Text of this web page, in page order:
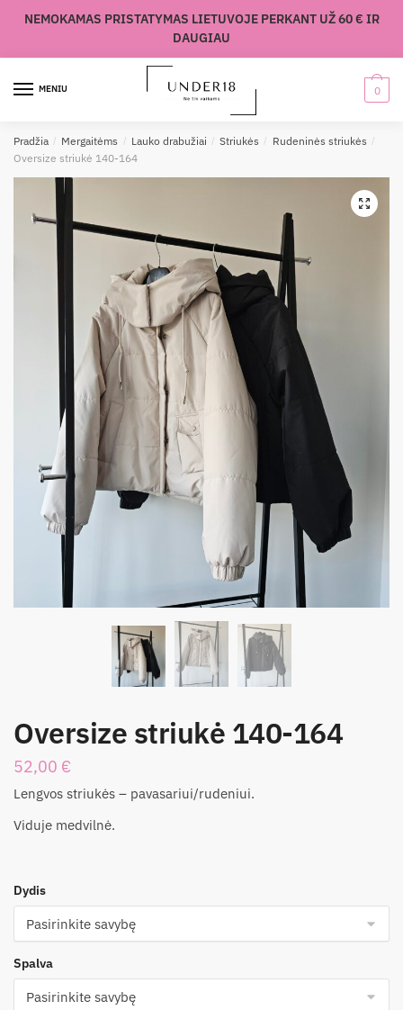
NEMOKAMAS PRISTATYMAS LIETUVOJE PERKANT UŽ 60 € IR
DAUGIAU
MENIU 0
Pradžia / Mergaitėms / Lauko drabužiai / Striukės / Rudeninės striukės /
Oversize striukė 140-164
🔍
Oversize striukė 140-164
52,00 €
Lengvos striukės – pavasariui/rudeniui.
Viduje medvilnė.
Dydis
Spalva